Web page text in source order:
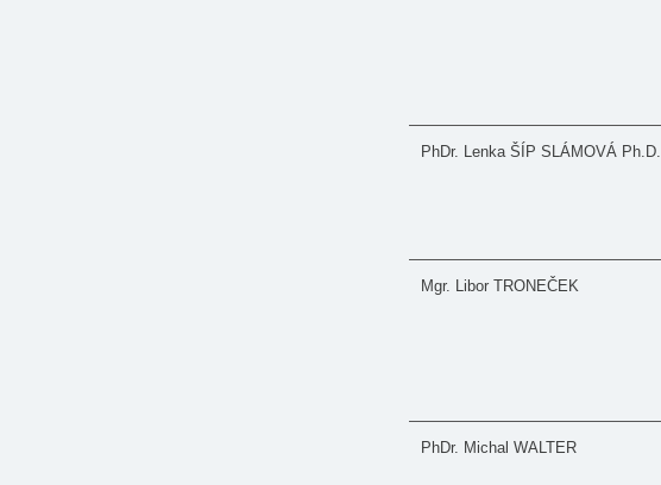
PhDr. Lenka ŠÍP SLÁMOVÁ Ph.D.
Mgr. Libor TRONEČEK
PhDr. Michal WALTER